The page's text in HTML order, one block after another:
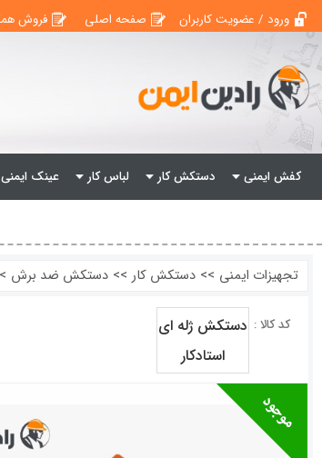
ورود / عضویت کاربران صفحه اصلی فروش
کفش ایمنی دستکش کار لباس کار عینک ایمنی
تجهیزات ایمنی >> دستکش کار >> دستکش ضد برش
کد کالا : دستکش ژله ای
استادکار